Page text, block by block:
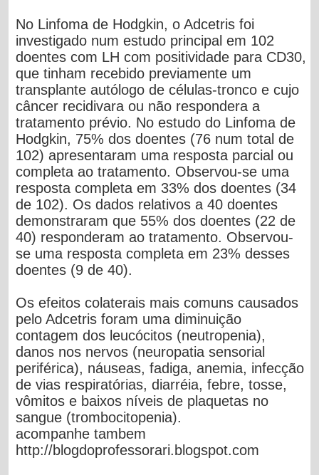
No Linfoma de Hodgkin, o Adcetris foi
investigado num estudo principal em 102
doentes com LH com positividade para CD30,
que tinham recebido previamente um
transplante autólogo de células-tronco e cujo
câncer recidivara ou não respondera a
tratamento prévio. No estudo do Linfoma de
Hodgkin, 75% dos doentes (76 num total de
102) apresentaram uma resposta parcial ou
completa ao tratamento. Observou-se uma
resposta completa em 33% dos doentes (34
de 102). Os dados relativos a 40 doentes
demonstraram que 55% dos doentes (22 de
40) responderam ao tratamento. Observou-
se uma resposta completa em 23% desses
doentes (9 de 40).
Os efeitos colaterais mais comuns causados
pelo Adcetris foram uma diminuição
contagem dos leucócitos (neutropenia),
danos nos nervos (neuropatia sensorial
periférica), náuseas, fadiga, anemia, infecção
de vias respiratórias, diarréia, febre, tosse,
vômitos e baixos níveis de plaquetas no
sangue (trombocitopenia).
acompanhe tambem
http://blogdoprofessorari.blogspot.com